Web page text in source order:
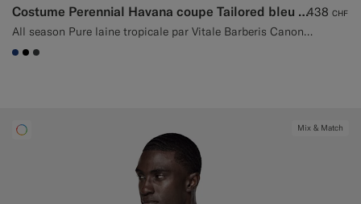
Costume Perennial Havana coupe Tailored bleu marine
All season Pure laine tropicale par Vitale Barberis Canonico, Italie
438 CHF
#1C3D7A
#000000
#3d4043
Mix & Match